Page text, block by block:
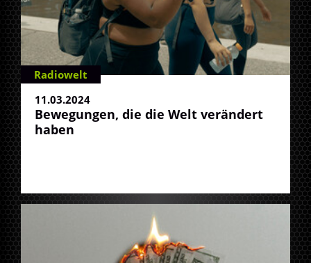
Radiowelt
11.03.2024
Bewegungen, die die Welt verändert
haben